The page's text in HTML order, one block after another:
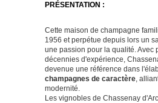
PRÉSENTATION :
Cette maison de champagne
1956 et perpétue depuis lors un
une passion pour la qualité. Avec
décennies d'expérience,
devenue une référence dans
champagnes de caractère,
modernité.
Les vignobles de Chassenay